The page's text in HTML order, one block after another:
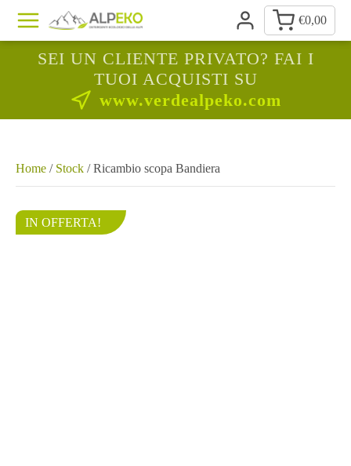
€0,00
SEI UN CLIENTE PRIVATO? FAI I
TUOI ACQUISTI SU
www.verdealpeko.com
Home / Stock / Ricambio scopa Bandiera
IN OFFERTA!